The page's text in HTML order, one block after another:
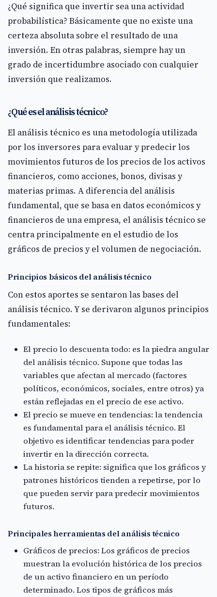
¿Qué significa que invertir sea una actividad
probabilística? Básicamente que no existe una
certeza absoluta sobre el resultado de una
inversión. En otras palabras, siempre hay un
grado de incertidumbre asociado con cualquier
inversión que realizamos.
¿Qué es el análisis técnico?
El análisis técnico es una metodología utilizada
por los inversores para evaluar y predecir los
movimientos futuros de los precios de los activos
financieros, como acciones, bonos, divisas y
materias primas. A diferencia del análisis
fundamental, que se basa en datos económicos y
financieros de una empresa, el análisis técnico se
centra principalmente en el estudio de los
gráficos de precios y el volumen de negociación.
Principios básicos del análisis técnico
Con estos aportes se sentaron las bases del
análisis técnico. Y se derivaron algunos principios
fundamentales:
El precio lo descuenta todo: es la piedra angular
del análisis técnico. Supone que todas las
variables que afectan al mercado (factores
políticos, económicos, sociales, entre otros) ya
están reflejadas en el precio de ese activo.
El precio se mueve en tendencias: la tendencia
es fundamental para el análisis técnico. El
objetivo es identificar tendencias para poder
invertir en la dirección correcta.
La historia se repite: significa que los gráficos y
patrones históricos tienden a repetirse, por lo
que pueden servir para predecir movimientos
futuros.
Principales herramientas del análisis técnico
Gráficos de precios: Los gráficos de precios
muestran la evolución histórica de los precios
de un activo financiero en un período
determinado. Los tipos de gráficos más